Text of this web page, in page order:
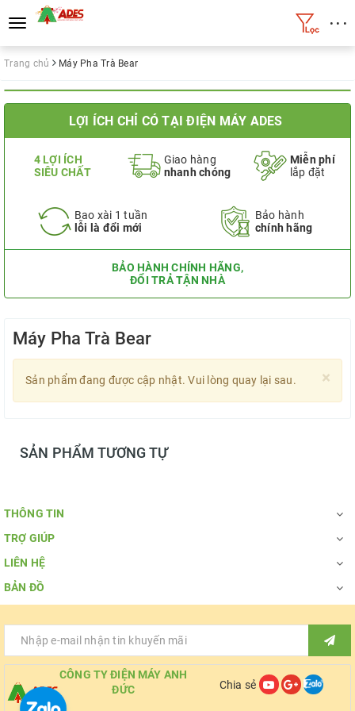
Toggle
navigation
• • •
Trang chủ Máy Pha Trà Bear
LỢI ÍCH CHỈ CÓ TẠI ĐIỆN MÁY ADES
4 LỢI ÍCH
SIÊU CHẤT
Giao hàng
nhanh chóng
Miễn phí
lắp đặt
Bao xài 1 tuần
lỗi là đổi mới
Bảo hành
chính hãng
BẢO HÀNH CHÍNH HÃNG,
ĐỔI TRẢ TẬN NHÀ
Máy Pha Trà Bear
×
Sản phẩm đang được cập nhật. Vui lòng quay lại sau.
SẢN PHẨM TƯƠNG TỰ
THÔNG TIN
TRỢ GIÚP
LIÊN HỆ
BẢN ĐỒ
CÔNG TY ĐIỆN MÁY ANH
ĐỨC
Chia sẻ